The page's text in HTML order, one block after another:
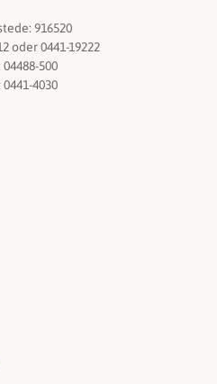
916520
oder 0441-19222
500
4030